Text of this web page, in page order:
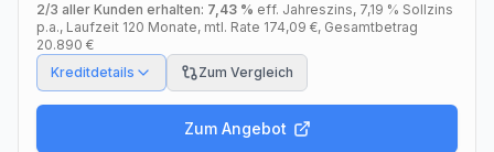
2/3 aller Kunden erhalten: 7,43 % eff. Jahreszins, 7,19 % Sollzins
p.a., Laufzeit 120 Monate, mtl. Rate 174,09 €, Gesamtbetrag
20.890 €
Kreditdetails
Zum Vergleich
Zum Angebot